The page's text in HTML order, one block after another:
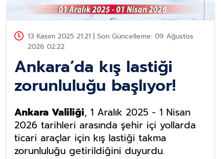
13 Kasım 2025 21:21 | Son Güncelleme: 09 Ağustos
2026 02:22
Ankara’da kış lastiği
zorunluluğu başlıyor!
Ankara Valiliği, 1 Aralık 2025 - 1 Nisan
2026 tarihleri arasında şehir içi yollarda
ticari araçlar için kış lastiği takma
zorunluluğu getirildiğini duyurdu.